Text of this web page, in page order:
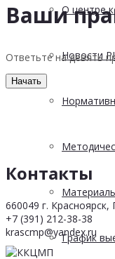
О центре
Новости
График
Ваши
Ответьте на девять
Начать
Контакты
660049 г.
+7 (391) 212-38-38
krascmp@yandex.ru